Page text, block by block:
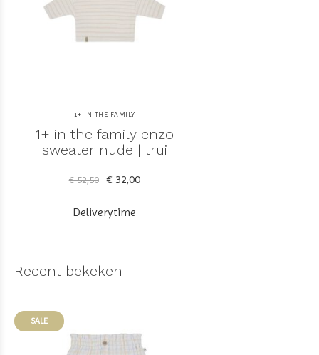
1+ IN THE FAMILY
1+ in the family enzo
sweater nude | trui
€ 52,50 € 32,00
Deliverytime
Recent bekeken
SALE